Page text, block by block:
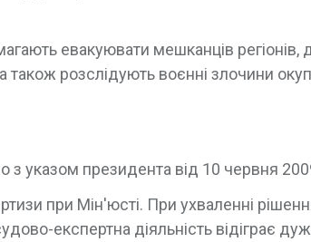
евакуювати мешканців регіонів,
також розслідують воєнні злочини
з указом президента від 10 червня
при Мін'юсті. При ухваленні
експертна діяльність відіграє